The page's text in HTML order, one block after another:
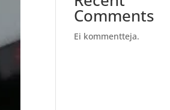
Comments
Ei kommentteja.